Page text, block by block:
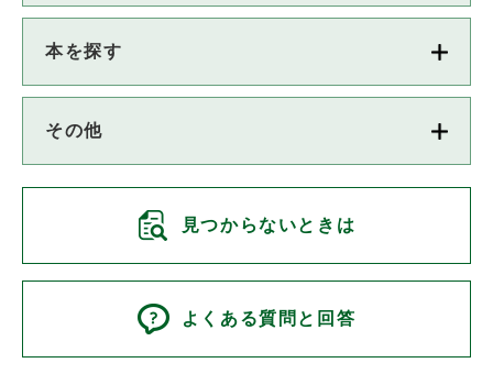
本を探す
その他
見つからないときは
よくある質問と回答